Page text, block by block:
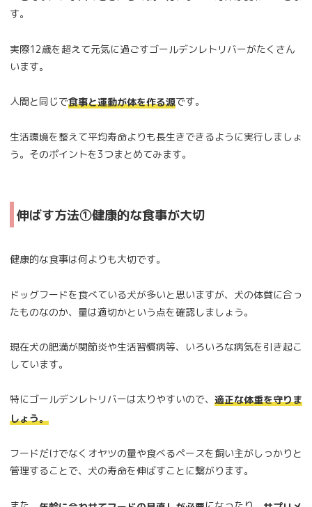
す。
実際12歳を超えて元気に過ごすゴールデンレトリバーがたくさん
います。
人間と同じで食事と運動が体を作る源です。
生活環境を整えて平均寿命よりも長生きできるように実行しましょ
う。そのポイントを3つまとめてみます。
伸ばす方法①健康的な食事が大切
健康的な食事は何よりも大切です。
ドッグフードを食べている犬が多いと思いますが、犬の体質に合っ
たものなのか、量は適切かという点を確認しましょう。
現在犬の肥満が関節炎や生活習慣病等、いろいろな病気を引き起こ
しています。
特にゴールデンレトリバーは太りやすいので、 適正な体重を守りま
しょう。
フードだけでなくオヤツの量や食べるペースを飼い主がしっかりと
管理することで、犬の寿命を伸ばすことに繋がります。